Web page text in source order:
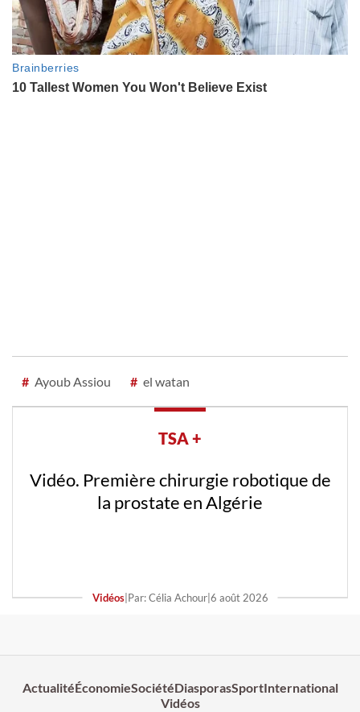
# Ayoub Assiou # el watan
TSA +
Vidéo. Première chirurgie robotique de
la prostate en Algérie
Vidéos| Par: Célia Achour| 6 août 2026
ActualitéÉconomieSociétéDiasporasSportInternational
Vidéos